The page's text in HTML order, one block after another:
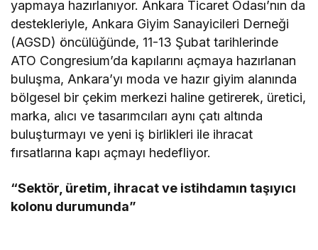
yapmaya hazırlanıyor. Ankara Ticaret Odası’nın da
destekleriyle, Ankara Giyim Sanayicileri Derneği
(AGSD) öncülüğünde, 11-13 Şubat tarihlerinde
ATO Congresium’da kapılarını açmaya hazırlanan
buluşma, Ankara’yı moda ve hazır giyim alanında
bölgesel bir çekim merkezi haline getirerek, üretici,
marka, alıcı ve tasarımcıları aynı çatı altında
buluşturmayı ve yeni iş birlikleri ile ihracat
fırsatlarına kapı açmayı hedefliyor.
“Sektör, üretim, ihracat ve istihdamın taşıyıcı
kolonu durumunda”